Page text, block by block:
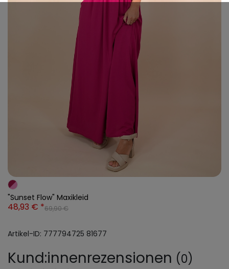
"Sunset Flow" Maxikleid
48,93 € *69,90 €
Artikel-ID: 777794725 81677
Kund:innenrezensionen (0)